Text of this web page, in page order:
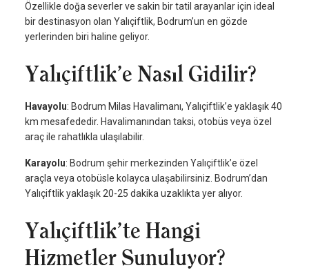
Özellikle doğa severler ve sakin bir tatil arayanlar için ideal
bir destinasyon olan Yalıçiftlik, Bodrum’un en gözde
yerlerinden biri haline geliyor.
Yalıçiftlik’e Nasıl Gidilir?
Havayolu: Bodrum Milas Havalimanı, Yalıçiftlik’e yaklaşık 40
km mesafededir. Havalimanından taksi, otobüs veya özel
araç ile rahatlıkla ulaşılabilir.
Karayolu: Bodrum şehir merkezinden Yalıçiftlik’e özel
araçla veya otobüsle kolayca ulaşabilirsiniz. Bodrum’dan
Yalıçiftlik yaklaşık 20-25 dakika uzaklıkta yer alıyor.
Yalıçiftlik’te Hangi
Hizmetler Sunuluyor?